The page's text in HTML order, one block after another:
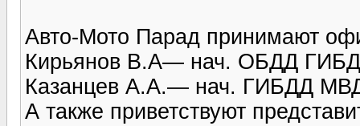
Авто-Мото Парад принимают
Кирьянов В.А— нач. ОБДД
Казанцев А.А.— нач. ГИБДД
А также приветствуют